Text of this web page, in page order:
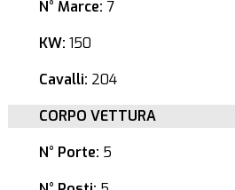
N° Marce: 7
KW: 150
Cavalli: 204
CORPO VETTURA
N° Porte: 5